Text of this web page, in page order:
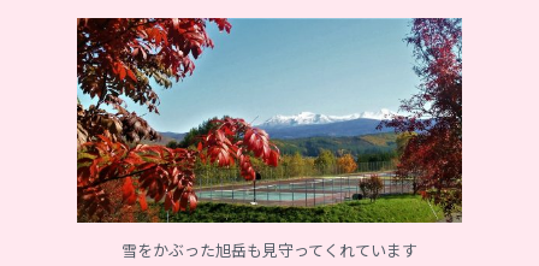
雪をかぶった旭岳も見守ってくれています